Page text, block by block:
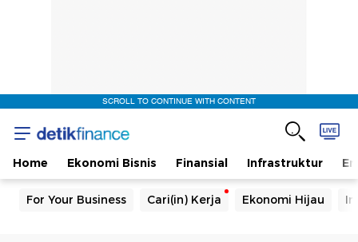
SCROLL TO CONTINUE WITH CONTENT
Home Ekonomi Bisnis Finansial Infrastruktur
For Your Business Cari(in) Kerja Ekonomi Hijau